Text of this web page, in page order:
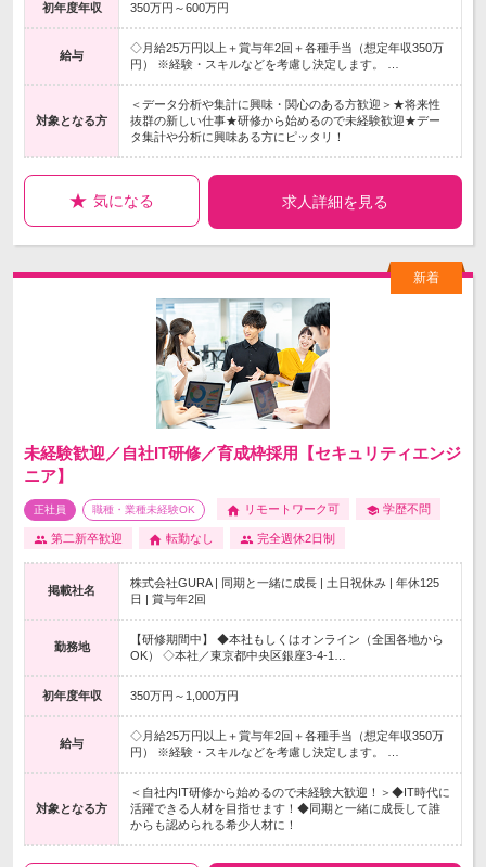
初年度年収 350万円～600万円
給与
◇月給25万円以上＋賞与年2回＋各種手当（想定年収350万
円） ※経験・スキルなどを考慮し決定します。 …
対象となる方
＜データ分析や集計に興味・関心のある方歓迎＞★将来性
抜群の新しい仕事★研修から始めるので未経験歓迎★デー
タ集計や分析に興味ある方にピッタリ！
気になる 求人詳細を見る
未経験歓迎／自社IT研修／育成枠採用【セキュリティエンジ
ニア】
正社員 職種・業種未経験OK リモートワーク可 学歴不問
第二新卒歓迎 転勤なし 完全週休2日制
掲載社名
株式会社GURA | 同期と一緒に成長 | 土日祝休み | 年休125
日 | 賞与年2回
勤務地
【研修期間中】 ◆本社もしくはオンライン（全国各地から
OK） ◇本社／東京都中央区銀座3-4-1…
初年度年収 350万円～1,000万円
給与
◇月給25万円以上＋賞与年2回＋各種手当（想定年収350万
円） ※経験・スキルなどを考慮し決定します。 …
対象となる方
＜自社内IT研修から始めるので未経験大歓迎！＞◆IT時代に
活躍できる人材を目指せます！◆同期と一緒に成長して誰
からも認められる希少人材に！